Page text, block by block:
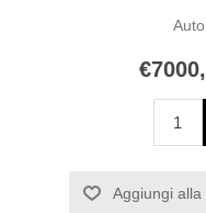
Aggiungi